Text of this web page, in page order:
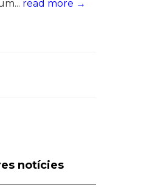
read more →
notícies